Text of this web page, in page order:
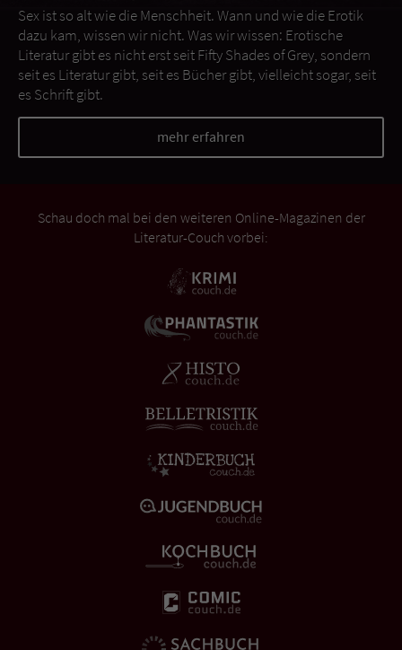
Sex ist so alt wie die Menschheit. Wann und wie die Erotik
dazu kam, wissen wir nicht. Was wir wissen: Erotische
Literatur gibt es nicht erst seit Fifty Shades of Grey, sondern
seit es Literatur gibt, seit es Bücher gibt, vielleicht sogar, seit
es Schrift gibt.
mehr erfahren
Schau doch mal bei den weiteren Online-Magazinen der
Literatur-Couch vorbei: